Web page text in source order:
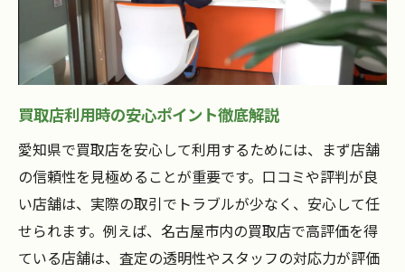
買取店利用時の安心ポイント徹底解説
愛知県で買取店を安心して利用するためには、まず店舗
の信頼性を見極めることが重要です。口コミや評判が良
い店舗は、実際の取引でトラブルが少なく、安心して任
せられます。例えば、名古屋市内の買取店で高評価を得
ている店舗は、査定の透明性やスタッフの対応力が評価